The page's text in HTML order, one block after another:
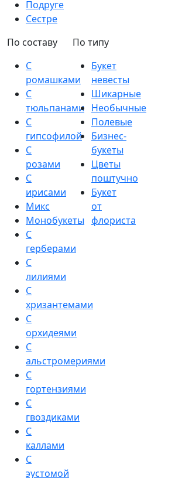
Подруге
Сестре
По составу
С
ромашками
С
тюльпанами
С
гипсофилой
С
розами
С
ирисами
Микс
Монобукеты
С
герберами
С
лилиями
С
хризантемами
С
орхидеями
С
альстромериями
С
гортензиями
С
гвоздиками
С
каллами
С
эустомой
По типу
Букет
невесты
Шикарные
Необычные
Полевые
Бизнес-
букеты
Цветы
поштучно
Букет
от
флориста